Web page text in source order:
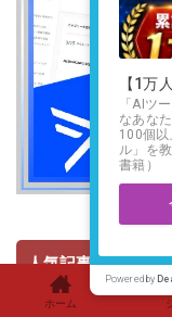
人気記事ランキング
ホーム